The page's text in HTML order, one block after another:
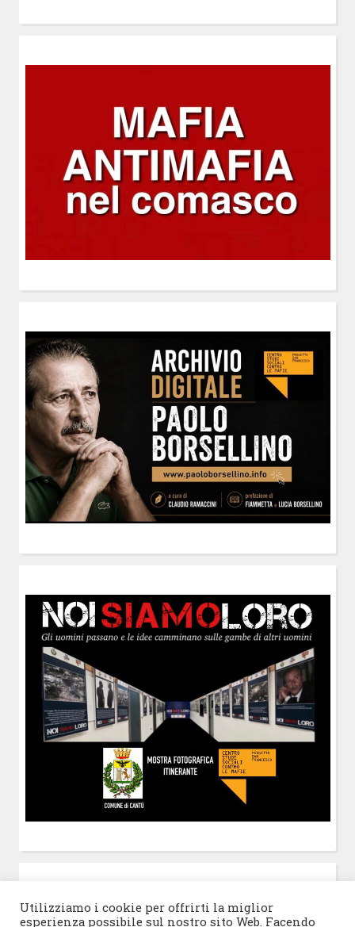
Utilizziamo i cookie per offrirti la miglior
esperienza possibile sul nostro sito Web. Facendo